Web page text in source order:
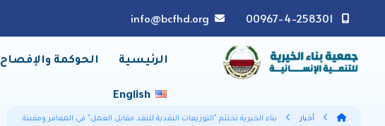
00967-4-258301
info@bcfhd.org
الرئيسية الحوكمة والإفصاح
English
أخبار بناء الخيرية تختتم "التوزيعات النقدية للنقد مقابل العمل" في المعافر ومقبنة.